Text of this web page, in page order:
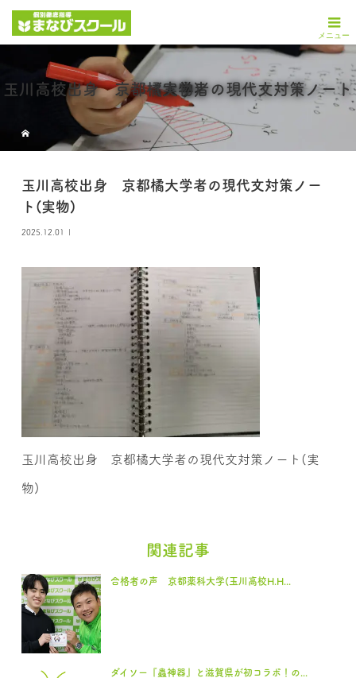
玉川高校出身 京都橘大学者の現代文対策ノート(実物)
玉川高校出身 京都橘大学者の現代文対策ノー
ト(実物)
2025.12.01
玉川高校出身 京都橘大学者の現代文対策ノート(実
物)
関連記事
合格者の声 京都薬科大学(玉川高校H.H...
ダイソー『蟲神器』と滋賀県が初コラボ！の...